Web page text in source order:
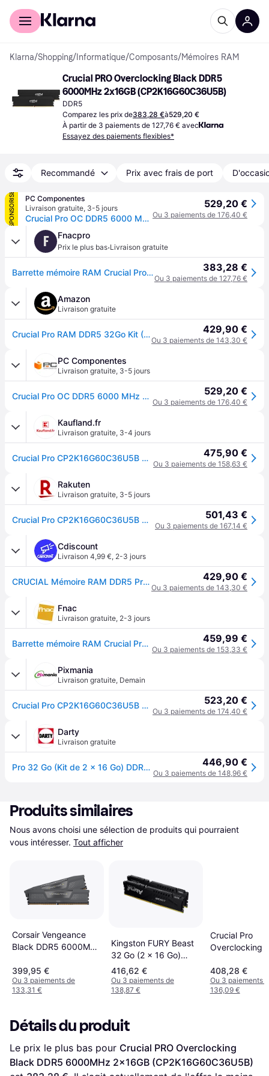
Acheter avec Klarna
Klarna/Shopping/ Informatique/Composants/Mémoires RAM
Crucial PRO Overclocking Black DDR5
6000MHz 2x16GB (CP2K16G60C36U5B)
DDR5
Comparez les prix de383,28 €à529,20 €
À partir de 3 paiements de 127,76 € avec
Essayez des paiements flexibles*
Recommandé Prix avec frais de port
SPONSORISÉ
PC Componentes
Livraison gratuite, 3-5 jours
Crucial Pro OC DDR5 6000 MHz 32 Go 2 x 16 Go CL36 Intel XMP 3.0 et AMD EXPO
529,20 €
Ou 3 paiements de 176,40 €
F Fnacpro
Prix le plus bas·Livraison gratuite
Barrette mémoire RAM Crucial Pro 32 Go (Kit de 2 x 16 Go) DDR5 6000 Mhz CL36 383,28 €
Ou 3 paiements de 127,76 €
Amazon
Livraison gratuite
Crucial Pro RAM DDR5 32Go Kit (2x16Go) 6000MHz CL36, Overclocking Gaming, Intel XMP 3.0 / AMD Expo, PC Mémoire, Noir - CP2K16G60C36U5B 429,90 €
Ou 3 paiements de 143,30 €
PC Componentes
Livraison gratuite, 3-5 jours
Crucial Pro OC DDR5 6000 MHz 32 Go 2 x 16 Go CL36 Intel XMP 3.0 et AMD EXPO 529,20 €
Ou 3 paiements de 176,40 €
Kaufland.fr
Livraison gratuite, 3-4 jours
Crucial Pro CP2K16G60C36U5B module de mémoire 16 Go 2 x 8 Go DDR5 ECC 475,90 €
Ou 3 paiements de 158,63 €
Rakuten
Livraison gratuite, 3-5 jours
Crucial Pro CP2K16G60C36U5B module de mémoire 32 Go 2 x 16 Go DDR5 ECC 501,43 €
Ou 3 paiements de 167,14 €
Cdiscount
Livraison 4,99 €, 2-3 jours
CRUCIAL Mémoire RAM DDR5 Pro - overclocking Edition - 32GB Kit (16GBx2) - 6000 MT/s - CL36 - Noir - CP2K16G60C36U5B 429,90 €
Ou 3 paiements de 143,30 €
Fnac
Livraison gratuite, 2-3 jours
Barrette mémoire RAM Crucial Pro 32 Go (Kit de 2 x 16 Go) DDR5 6000 Mhz CL36 - Noir 459,99 €
Ou 3 paiements de 153,33 €
Pixmania
Livraison gratuite, Demain
Crucial Pro CP2K16G60C36U5B module de mémoire 32 Go 2 x 16 Go DDR5 288-pin DIMM ECC - Neuf - Noir 523,20 €
Ou 3 paiements de 174,40 €
Darty
Livraison gratuite
Pro 32 Go (Kit de 2 x 16 Go) DDR5 6000 Mhz CL36 446,90 €
Ou 3 paiements de 148,96 €
Produits similaires
Nous avons choisi une sélection de produits qui pourraient
vous intéresser. Tout afficher
Corsair Vengeance
Black DDR5 6000MHz
(CMK32GX5M2E6000Z36)
399,95 €
Ou 3 paiements de
133,31 €
Kingston FURY Beast
32 Go (2 x 16 Go)
DDR5 6000 MHz
CL36
416,62 €
Ou 3 paiements de
138,87 €
Crucial Pro
Overclocking
2x16GB
408,28 €
Ou 3 paiements
136,09 €
Détails du produit
Le prix le plus bas pour Crucial PRO Overclocking
Black DDR5 6000MHz 2x16GB (CP2K16G60C36U5B)